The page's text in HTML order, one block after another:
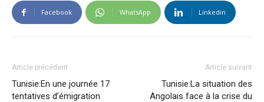
Facebook WhatsApp Linkedin
Article précédent
Tunisie:En une journée 17
tentatives d’émigration
Article suivant
Tunisie:La situation des
Angolais face à la crise du